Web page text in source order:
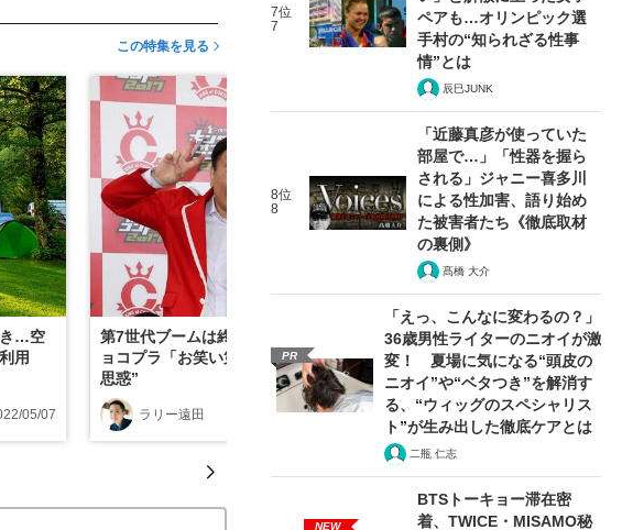
この特集を見る
き…空
用
05/07
第7世代ブームは終わった？ 千鳥、かまいたち、チ
ョコプラ「お笑い第6世代」を重用する“テレビ局の
思惑”
ラリー遠田 2021/10/16
7位
7
ペアも…オリンピック選
手村の“知られざる性事
情”とは
辰巳JUNK
8位
8
「近藤真彦が使っていた
部屋で…」「性器を握ら
される」ジャニー喜多川
による性加害、語り始め
た被害者たち《徹底取材
の裏側》
髙橋 大介
PR
「えっ、こんなに変わるの？」
36歳男性ライターのニオイが激
変！ 夏場に気になる“頭皮の
ニオイ”や“ベタつき”を解消す
る、“ウィッグのスペシャリス
ト”が生み出した徹底ケアとは
二瓶 仁志
NEW
BTSトーキョー滞在密
着、TWICE・MISAMO秘